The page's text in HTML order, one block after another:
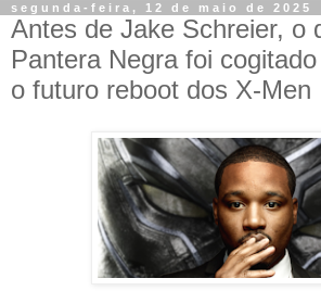
segunda-feira, 12 de maio de 2025
Antes de Jake Schreier, o
Pantera Negra foi
o futuro reboot dos X-Men